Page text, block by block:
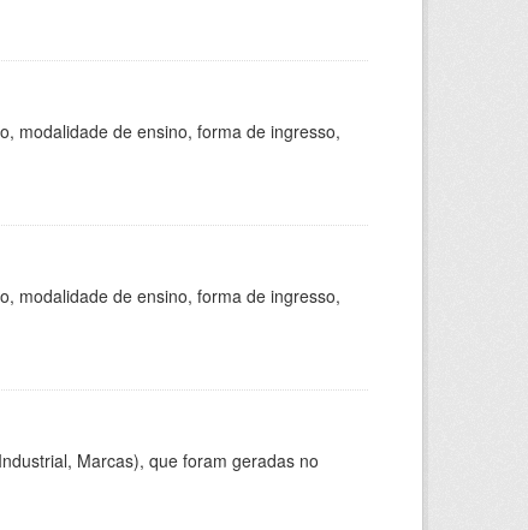
modalidade de ensino, forma de ingresso,
modalidade de ensino, forma de ingresso,
Marcas), que foram geradas no